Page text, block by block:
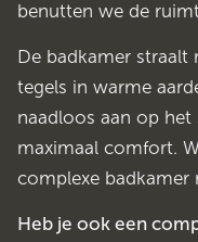
benutten we de
De badkamer
tegels in warme
naadloos aan op het
maximaal comfort.
complexe badkamer
Heb je ook een